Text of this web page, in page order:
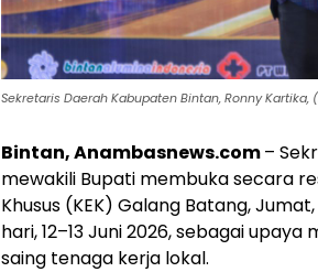
Sekretaris Daerah Kabupaten Bintan, Ronny Kartika,
Bintan, Anambasnews.com–
mewakili Bupati membuka secara
Khusus (KEK) Galang Batang,
hari, 12–13 Juni 2026, sebagai
saing tenaga kerja lokal.